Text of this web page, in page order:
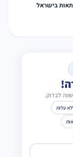
בישראל
לבדוק.
עלות